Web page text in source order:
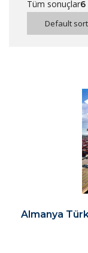
Tüm sonuçlar6
Default
Almanya